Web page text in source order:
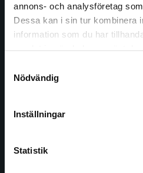
annons- och analysföretag
Dessa kan i sin tur kombinera
information som du har
Nödvändig
Inställningar
Statistik
Det verkar som att du
studentlitteratur.se via en
Vi erbjuder inte
att kunna slutföra ett köp
Studentlitteratur grundades
ledande utbildningsförlag.
facklitteratur, utbildningar och
informationstjänster i utbudet,
046-31 20 00